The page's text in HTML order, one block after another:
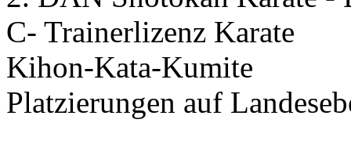
C- Trainerlizenz Karate
Kihon-Kata-Kumite
Platzierungen auf